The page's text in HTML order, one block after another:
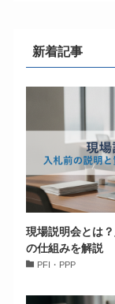
新着記事
現場説明会とは
の仕組みを解説
PFI・PPP